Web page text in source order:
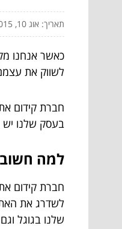
תאריך: אוג 10, 2015
כאשר אנחנו
לשווק את
חברת קידום
בעסק שלנו יש
למה
חברת קידום
לשדרג את
שלנו בגוגל